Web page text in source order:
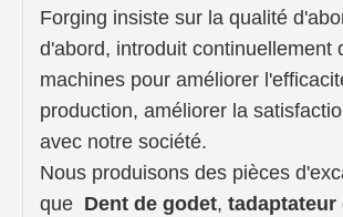
Forging insiste sur la qualité
d'abord, introduit continuellement
machines pour améliorer
production, améliorer la
avec notre société.
Nous produisons des pièces
que Dent de godet, tadaptateur